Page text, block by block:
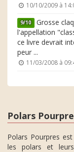
10/10/2009 à
9/10 Grosse
l'appellation
ce livre devrait
peur ...
11/03/2008 à
Polars
Polars Pourpres
les polars et